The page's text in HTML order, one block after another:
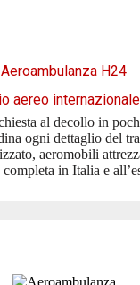
Aeroambulanza H24
aereo
al decollo in
ogni dettaglio del
aeromobili
completa in Italia e